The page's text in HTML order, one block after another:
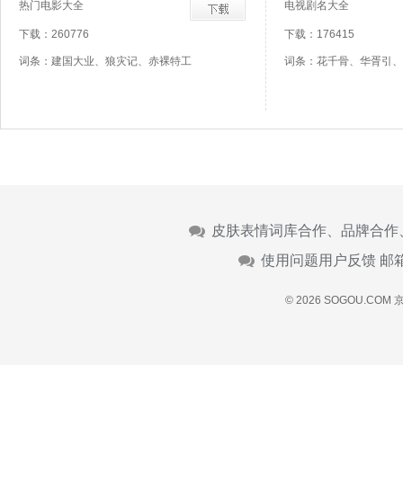
热门电影大全
下载：260776
词条：建国大业、狼灾记、赤裸特工
电视剧名大全
下载：176415
词条：花千骨、华胥引
皮肤表情词库合作、品牌合
使用问题用户反馈 邮
© 2026 SOGOU.COM